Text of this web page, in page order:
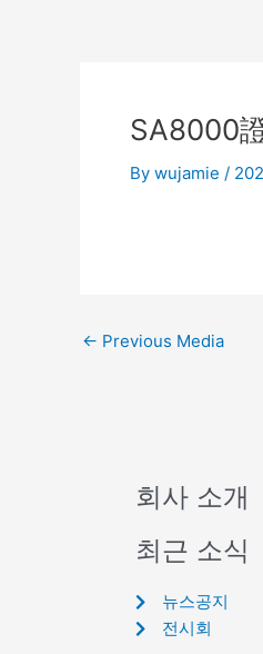
SA8000
By wujamie /
← Previous Media
회사 소개
최근 소식
뉴스공지
전시회